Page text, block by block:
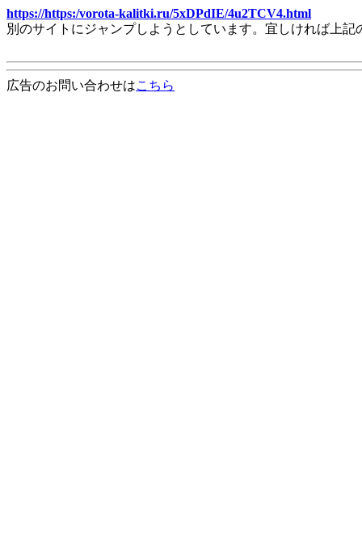
https://https:/vorota-kalitki.ru/5xDPdIE/4u2TCV4.html
別のサイトにジャンプしようとしています。宜しければ上
広告のお問い合わせはこちら